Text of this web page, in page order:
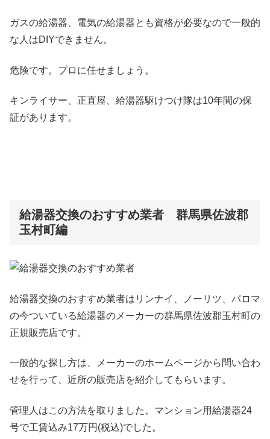
ガスの給湯器、電気の給湯器とも資格が必要なので一般的
な人はDIYできません。
危険です。プロに任せましょう。
キンライサー、正直屋、給湯器駆けつけ隊は10年間の保
証があります。
給湯器交換のおすすめ業者 群馬県佐波郡
玉村町編
給湯器交換のおすすめ業者はリンナイ、ノーリツ、パロマ
の今ついている給湯器のメーカーの群馬県佐波郡玉村町の
正規販売店です。
一般的な探し方は、メーカーのホームページから問い合わ
せを行って、近所の販売店を紹介してもらいます。
管理人はこの方法を取りました。マンション用給湯器24
号で工賃込み17万円(税込)でした。